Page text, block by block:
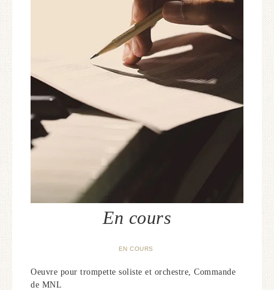
En cours
EN COURS
Oeuvre pour trompette soliste et orchestre, Commande
de MNL